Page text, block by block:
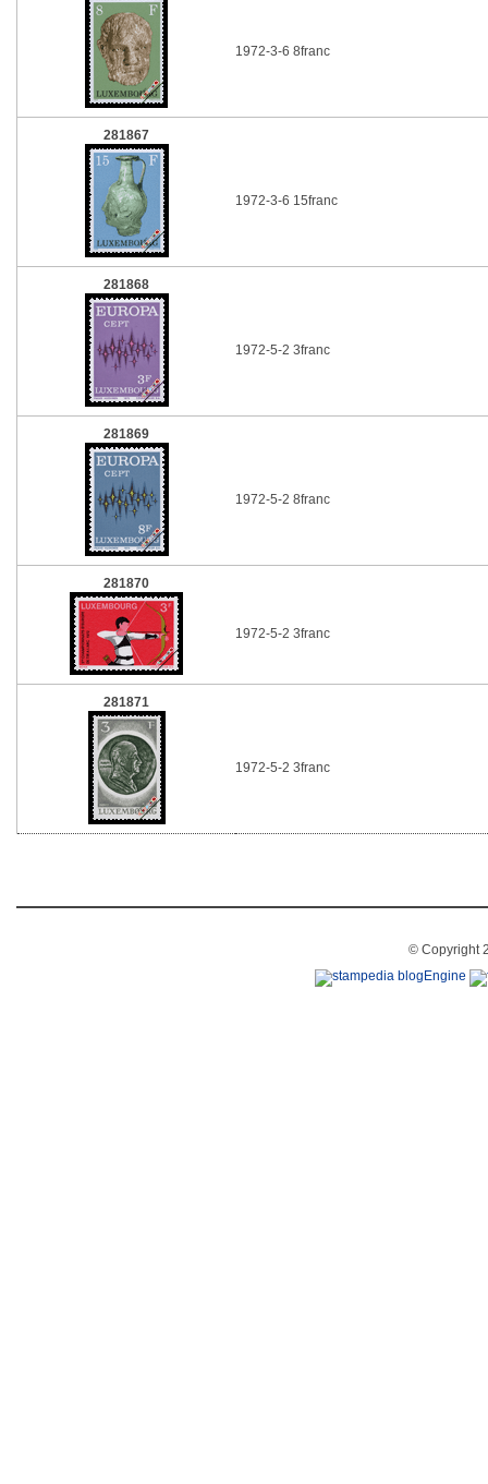
1972-3-6 8franc
281867
1972-3-6 15franc
281868
1972-5-2 3franc
281869
1972-5-2 8franc
281870
1972-5-2 3franc
281871
1972-5-2 3franc
© Copyright